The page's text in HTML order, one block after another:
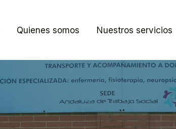
Quienes somos Nuestros servicios